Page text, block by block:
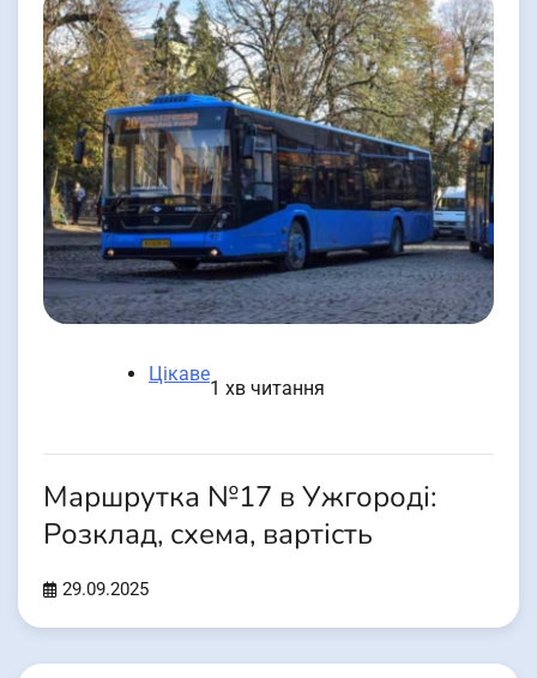
Цікаве
1 хв читання
Маршрутка №17 в Ужгороді:
Розклад, схема, вартість
29.09.2025